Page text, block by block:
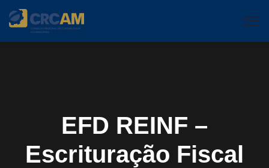
EFD REINF –
Escrituração Fiscal